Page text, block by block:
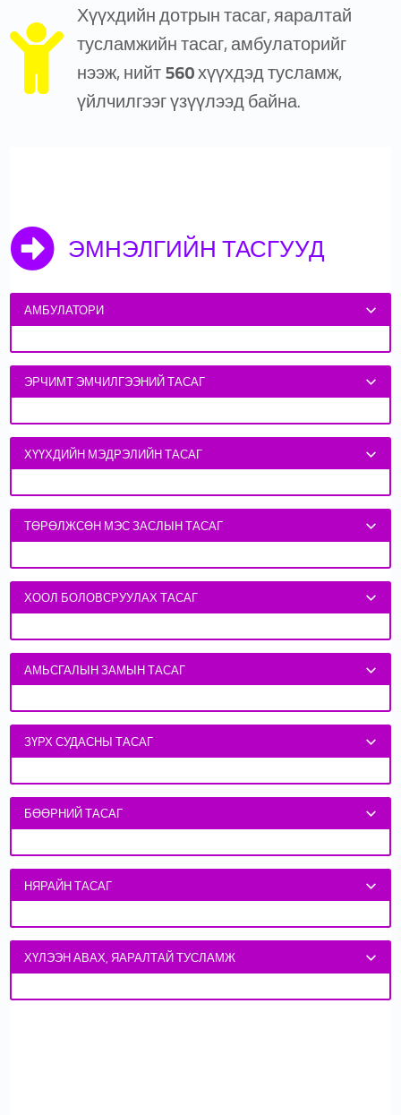
Хүүхдийн дотрын тасаг, яаралтай
тусламжийн тасаг, амбулаторийг
нээж, нийт560хүүхдэд тусламж,
үйлчилгээг үзүүлээд байна.
ЭМНЭЛГИЙН ТАСГУУД
АМБУЛАТОРИ
ЭРЧИМТ ЭМЧИЛГЭЭНИЙ ТАСАГ
ХҮҮХДИЙН МЭДРЭЛИЙН ТАСАГ
ТӨРӨЛЖСӨН МЭС ЗАСЛЫН ТАСАГ
ХООЛ БОЛОВСРУУЛАХ ТАСАГ
АМЬСГАЛЫН ЗАМЫН ТАСАГ
ЗҮРХ СУДАСНЫ ТАСАГ
БӨӨРНИЙ ТАСАГ
НЯРАЙН ТАСАГ
ХҮЛЭЭН АВАХ, ЯАРАЛТАЙ ТУСЛАМЖ